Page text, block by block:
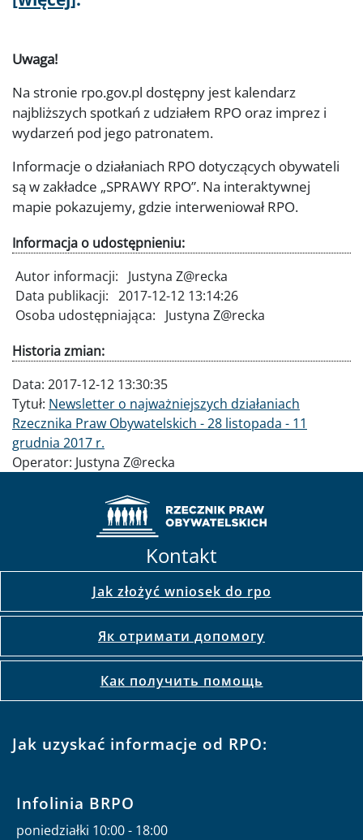
Uwaga!
Na stronie rpo.gov.pl dostępny jest kalendarz
najbliższych spotkań z udziałem RPO oraz imprez i
wydarzeń pod jego patronatem.
Informacje o działaniach RPO dotyczących obywateli
są w zakładce „SPRAWY RPO”. Na interaktywnej
mapie pokazujemy, gdzie interweniował RPO.
Informacja o udostępnieniu:
Autor informacji:
Justyna Z@recka
Data publikacji: 2017-12-12 13:14:26
Osoba udostępniająca:
Justyna Z@recka
Historia zmian:
Data: 2017-12-12 13:30:35
Tytuł: Newsletter o najważniejszych działaniach
Rzecznika Praw Obywatelskich - 28 listopada - 11
grudnia 2017 r.
Operator: Justyna Z@recka
Kontakt
Jak złożyć wniosek do rpo
Як отримати допомогу
Как получить помощь
Jak uzyskać informacje od RPO:
Infolinia BRPO
poniedziałki 10:00 - 18:00